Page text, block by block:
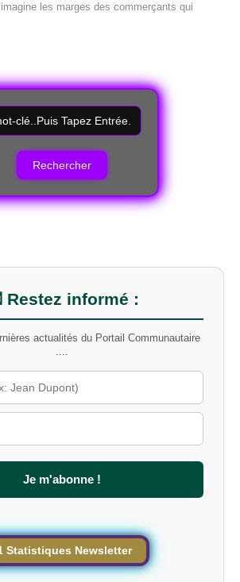
les marges des commerçants qui
Restez informé :
actualités du Portail Communautaire
....
Je m'abonne !
Statistiques Newsletter